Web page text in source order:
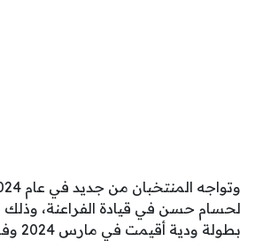
لحسام حسن في قيادة الفراعنة،
بطولة